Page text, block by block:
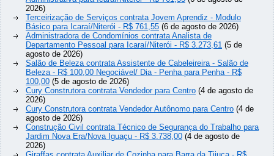
2026)
Terceirização de Serviços contrata Jovem Aprendiz - Modulo
Básico para Icaraí/Niterói - R$ 761,55 (6 de agosto de 2026)
Administradora de Condomínios contrata Analista de
Departamento Pessoal para Icaraí/Niterói - R$ 3.273,61 (5 de
agosto de 2026)
Salão de Beleza contrata Assistente de Cabeleireira - Salão de
Beleza - R$ 100,00 Negociável/ Dia - Penha para Penha - R$
100,00 (5 de agosto de 2026)
Cury Construtora contrata Vendedor para Centro (4 de agosto de
2026)
Cury Construtora contrata Vendedor Autônomo para Centro (4 de
agosto de 2026)
Construção Civil contrata Técnico de Segurança do Trabalho para
Jardim Nova Era/Nova Iguaçu - R$ 3.738,00 (4 de agosto de
2026)